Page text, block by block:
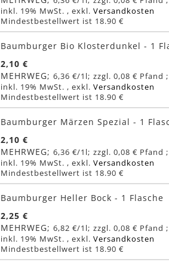
inkl. 19% MwSt. ,exkl.Versandkosten
Mindestbestellwert ist 18.90 €
Baumburger Bio Klosterdunkel - 1
2,10 €
MEHRWEG
6,36 €/1l
0,08 €
inkl. 19% MwSt. ,exkl.Versandkosten
Mindestbestellwert ist 18.90 €
Baumburger Märzen Spezial - 1
2,10 €
MEHRWEG
6,36 €/1l
0,08 €
inkl. 19% MwSt. ,exkl.Versandkosten
Mindestbestellwert ist 18.90 €
Baumburger Heller Bock - 1 Flasche
2,25 €
MEHRWEG
6,82 €/1l
0,08 €
inkl. 19% MwSt. ,exkl.Versandkosten
Mindestbestellwert ist 18.90 €